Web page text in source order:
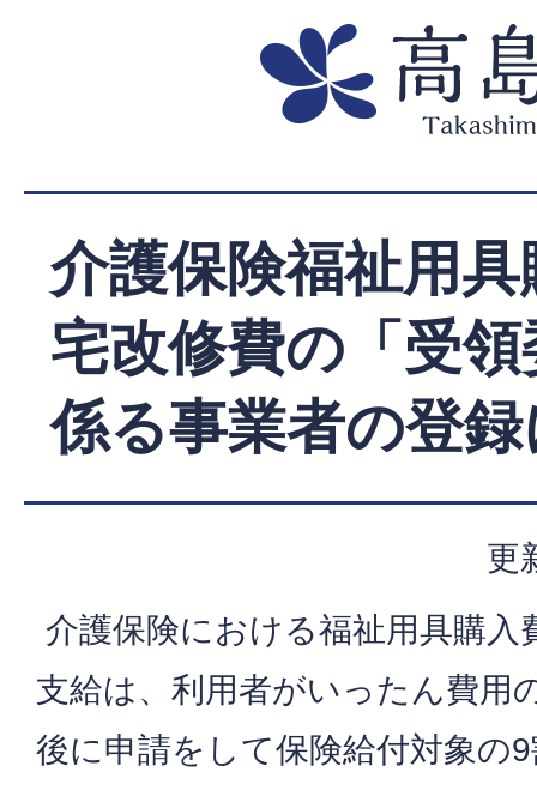
介護保険福祉用
宅改修費の「受
係る事業者の登
更
介護保険における福祉用具購入
支給は、利用者がいったん費用
後に申請をして保険給付対象の